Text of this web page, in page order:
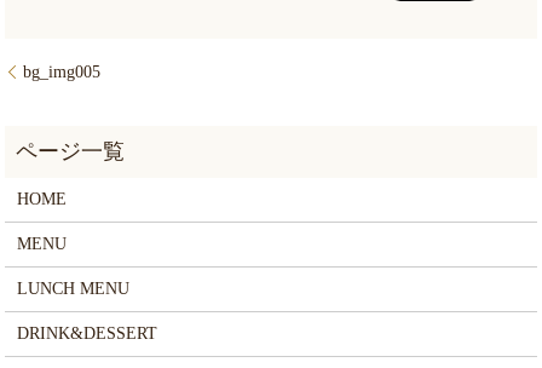
bg_img005
HOME
MENU
LUNCH MENU
DRINK&DESSERT